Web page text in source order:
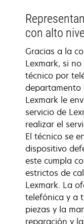
con alto
Gracias a la
Lexmark, si
técnico por
departamento
Lexmark le
servicio de
realizar el
El técnico se
dispositivo
este cumpla
estrictos de
Lexmark. La
telefónica y a
piezas y la
reparación y